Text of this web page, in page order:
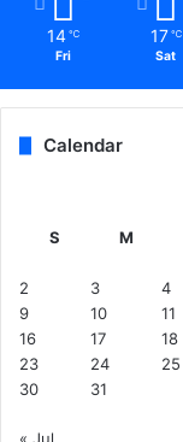
14 ℃
Fri
17 ℃
Sat
Calendar
S M
2
3 4
9
10 11
16
17 18
23
24 25
30
31
« Jul